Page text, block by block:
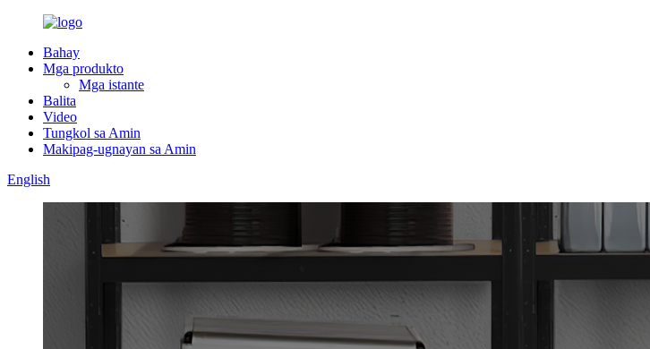
Bahay
Mga produkto
Mga istante
Balita
Video
Tungkol sa Amin
Makipag-ugnayan sa Amin
English